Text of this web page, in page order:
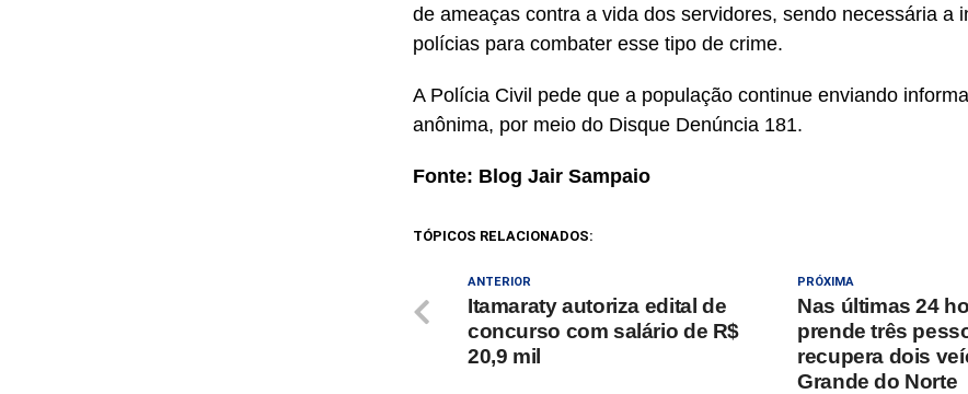
de ameaças contra a vida dos servidores, sendo necessária a
polícias para combater esse tipo de crime.
A Polícia Civil pede que a população continue enviando
anônima, por meio do Disque Denúncia 181.
Fonte: Blog Jair Sampaio
TÓPICOS RELACIONADOS:
PRÓXIMA
Nas últimas 24
prende três
recupera dois
Grande do Norte
ANTERIOR
Itamaraty autoriza edital de
concurso com salário de R$
20,9 mil